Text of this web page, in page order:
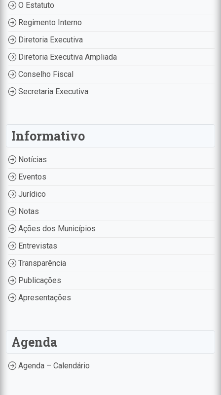
O Estatuto
Regimento Interno
Diretoria Executiva
Diretoria Executiva Ampliada
Conselho Fiscal
Secretaria Executiva
Informativo
Notícias
Eventos
Jurídico
Notas
Ações dos Municípios
Entrevistas
Transparência
Publicações
Apresentações
Agenda
Agenda – Calendário